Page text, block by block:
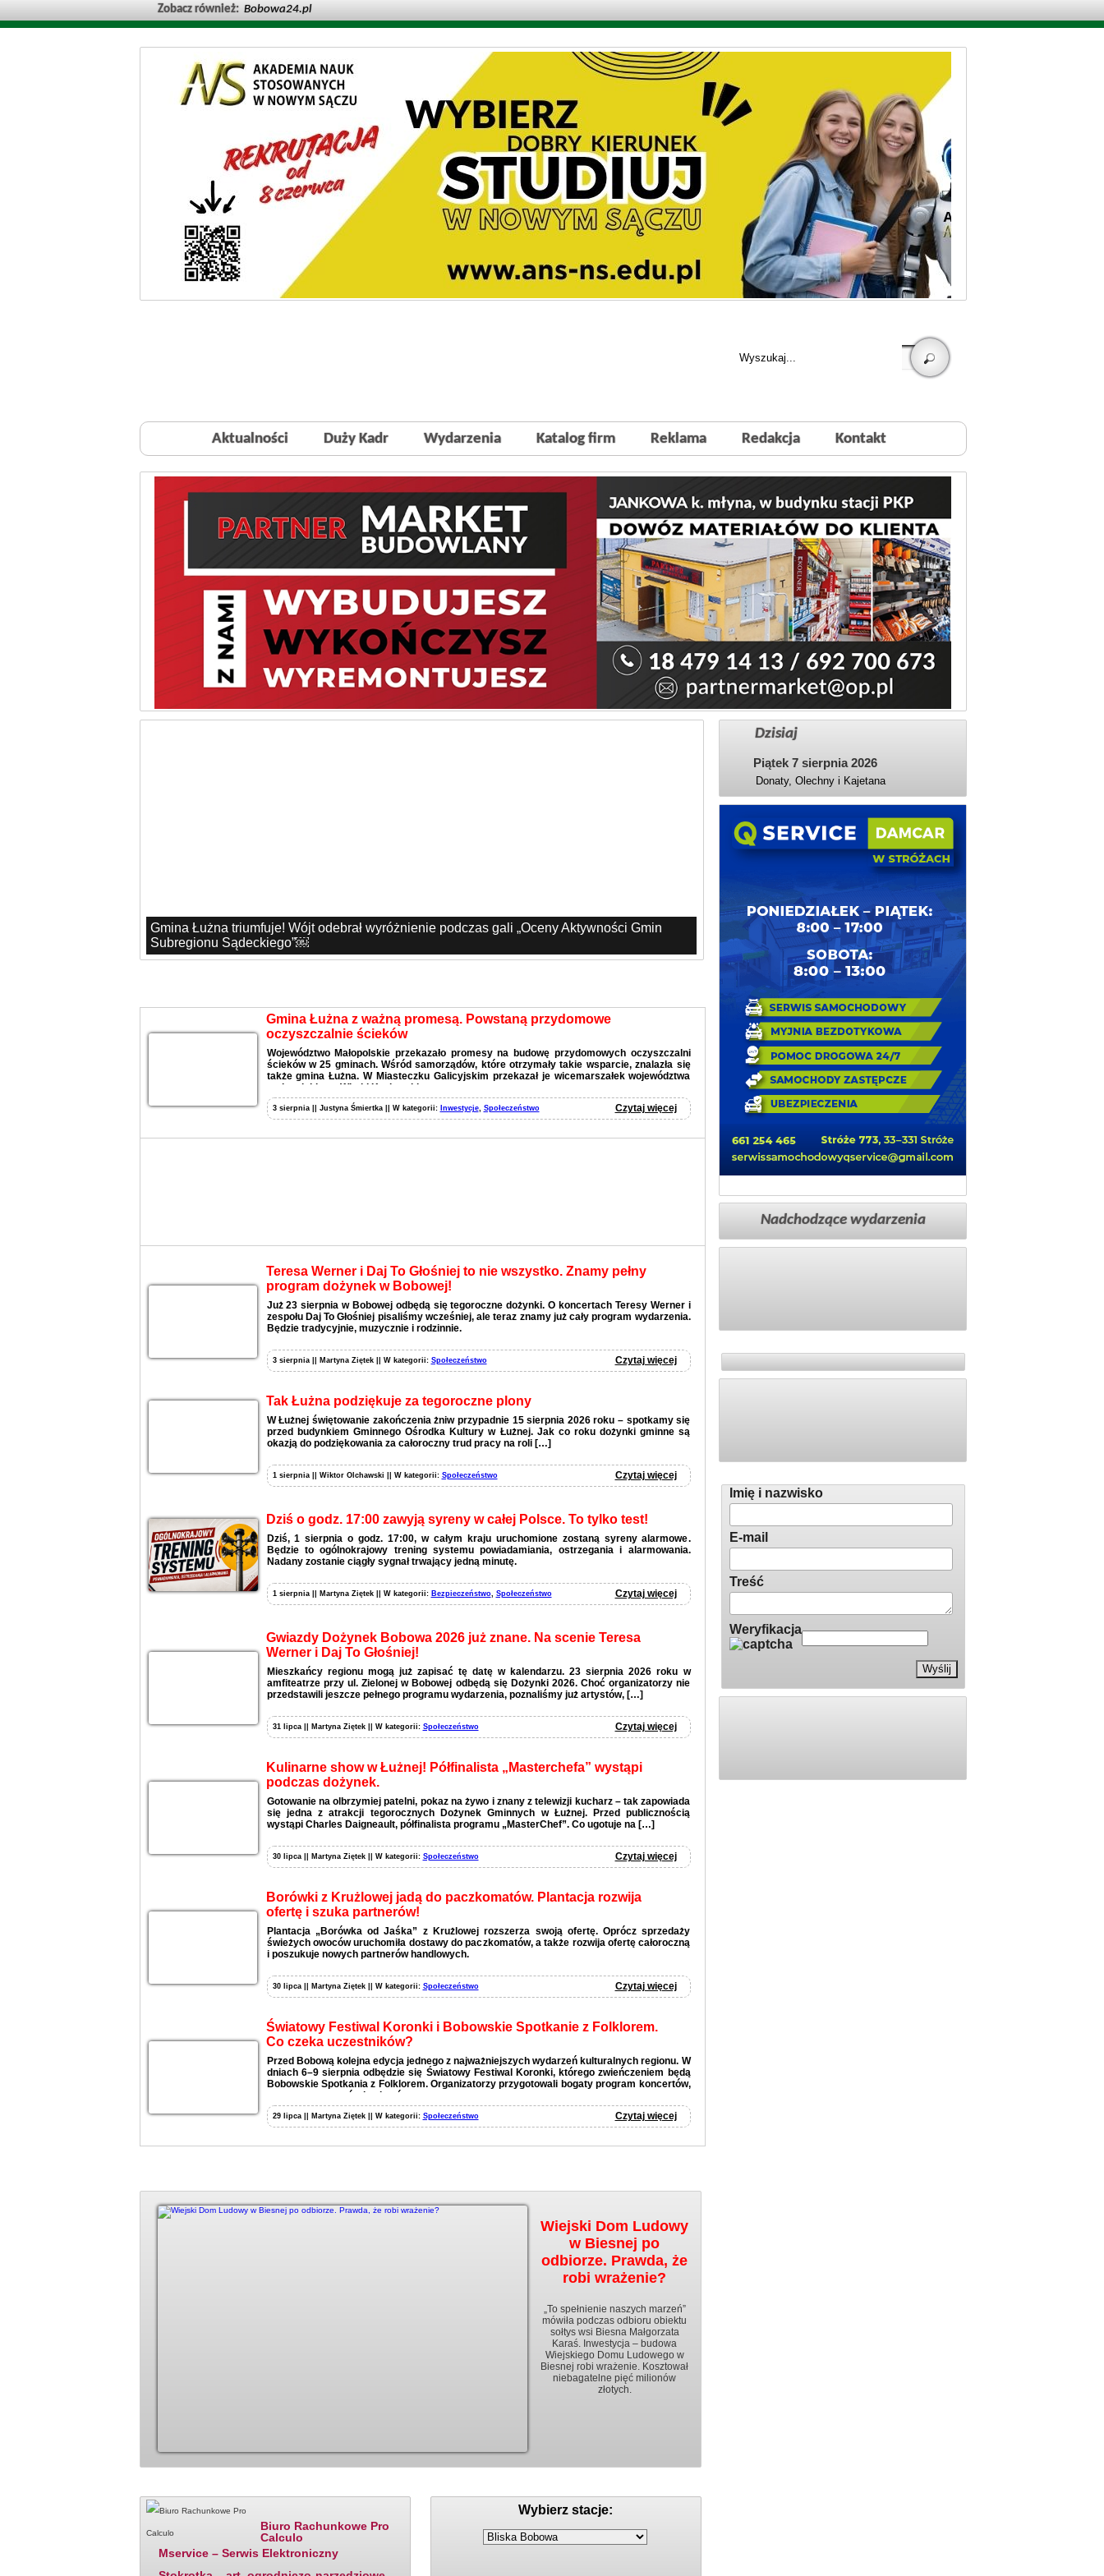
Zobacz również: Bobowa24.pl
Aktualności Duży Kadr Wydarzenia Katalog firm Reklama Redakcja Kontakt
Gmina Łużna triumfuje! Wójt odebrał wyróżnienie podczas gali „Oceny Aktywności Gmin
Subregionu Sądeckiego”￼
Gmina Łużna z ważną promesą. Powstaną przydomowe
oczyszczalnie ścieków
Województwo Małopolskie przekazało promesy na budowę przydomowych oczyszczalni
ścieków w 25 gminach. Wśród samorządów, które otrzymały takie wsparcie, znalazła się
także gmina Łużna. W Miasteczku Galicyjskim przekazał je wicemarszałek województwa
małopolskiego, Witold Kozłowski.
3 sierpnia || Justyna Śmiertka || W kategorii: Inwestycje, Społeczeństwo Czytaj więcej
Teresa Werner i Daj To Głośniej to nie wszystko. Znamy pełny
program dożynek w Bobowej!
Już 23 sierpnia w Bobowej odbędą się tegoroczne dożynki. O koncertach Teresy Werner i
zespołu Daj To Głośniej pisaliśmy wcześniej, ale teraz znamy już cały program wydarzenia.
Będzie tradycyjnie, muzycznie i rodzinnie.
3 sierpnia || Martyna Ziętek || W kategorii: Społeczeństwo Czytaj więcej
Tak Łużna podziękuje za tegoroczne plony
W Łużnej świętowanie zakończenia żniw przypadnie 15 sierpnia 2026 roku – spotkamy się
przed budynkiem Gminnego Ośrodka Kultury w Łużnej. Jak co roku dożynki gminne są
okazją do podziękowania za całoroczny trud pracy na roli […]
1 sierpnia || Wiktor Olchawski || W kategorii: Społeczeństwo Czytaj więcej
Dziś o godz. 17:00 zawyją syreny w całej Polsce. To tylko test!
Dziś, 1 sierpnia o godz. 17:00, w całym kraju uruchomione zostaną syreny alarmowe.
Będzie to ogólnokrajowy trening systemu powiadamiania, ostrzegania i alarmowania.
Nadany zostanie ciągły sygnał trwający jedną minutę.
1 sierpnia || Martyna Ziętek || W kategorii: Bezpieczeństwo, Społeczeństwo Czytaj więcej
Gwiazdy Dożynek Bobowa 2026 już znane. Na scenie Teresa
Werner i Daj To Głośniej!
Mieszkańcy regionu mogą już zapisać tę datę w kalendarzu. 23 sierpnia 2026 roku w
amfiteatrze przy ul. Zielonej w Bobowej odbędą się Dożynki 2026. Choć organizatorzy nie
przedstawili jeszcze pełnego programu wydarzenia, poznaliśmy już artystów, […]
31 lipca || Martyna Ziętek || W kategorii: Społeczeństwo Czytaj więcej
Kulinarne show w Łużnej! Półfinalista „Masterchefa” wystąpi
podczas dożynek.
Gotowanie na olbrzymiej patelni, pokaz na żywo i znany z telewizji kucharz – tak zapowiada
się jedna z atrakcji tegorocznych Dożynek Gminnych w Łużnej. Przed publicznością
wystąpi Charles Daigneault, półfinalista programu „MasterChef”. Co ugotuje na […]
30 lipca || Martyna Ziętek || W kategorii: Społeczeństwo Czytaj więcej
Borówki z Krużlowej jadą do paczkomatów. Plantacja rozwija
ofertę i szuka partnerów!
Plantacja „Borówka od Jaśka” z Krużlowej rozszerza swoją ofertę. Oprócz sprzedaży
świeżych owoców uruchomiła dostawy do paczkomatów, a także rozwija ofertę całoroczną
i poszukuje nowych partnerów handlowych.
30 lipca || Martyna Ziętek || W kategorii: Społeczeństwo Czytaj więcej
Światowy Festiwal Koronki i Bobowskie Spotkanie z Folklorem.
Co czeka uczestników?
Przed Bobową kolejna edycja jednego z najważniejszych wydarzeń kulturalnych regionu. W
dniach 6–9 sierpnia odbędzie się Światowy Festiwal Koronki, którego zwieńczeniem będą
Bobowskie Spotkania z Folklorem. Organizatorzy przygotowali bogaty program koncertów,
wystaw, warsztatów i pokazów.
29 lipca || Martyna Ziętek || W kategorii: Społeczeństwo Czytaj więcej
Wiejski Dom Ludowy
w Biesnej po
odbiorze. Prawda, że
robi wrażenie?
„To spełnienie naszych marzeń”
mówiła podczas odbioru obiektu
sołtys wsi Biesna Małgorzata
Karaś. Inwestycja – budowa
Wiejskiego Domu Ludowego w
Biesnej robi wrażenie. Kosztował
niebagatelne pięć milionów
złotych.
Biuro Rachunkowe Pro
Calculo
Mservice – Serwis Elektroniczny
Wybierz stacje:
Dzisiaj
Piątek 7 sierpnia 2026
Donaty, Olechny i Kajetana
Nadchodzące wydarzenia
Imię i nazwisko
E-mail
Treść
Weryfikacja